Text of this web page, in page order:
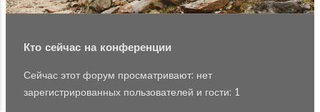
Кто сейчас на конференции
Сейчас этот форум просматривают: нет
зарегистрированных пользователей и гости: 1